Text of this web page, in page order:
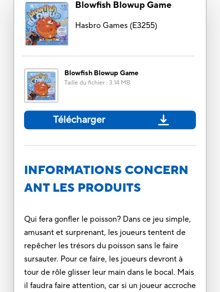
Blowfish Blowup Game
Hasbro Games(E3255)
Blowfish Blowup Game
Taille du fichier: 3.14 MB
Télécharger
INFORMATIONS CONCERN
ANT LES PRODUITS
Qui fera gonfler le poisson? Dans ce jeu simple,
amusant et surprenant, les joueurs tentent de
repêcher les trésors du poisson sans le faire
sursauter. Pour ce faire, les joueurs devront à
tour de rôle glisser leur main dans le bocal. Mais
il faudra faire attention, car si un joueur accroche